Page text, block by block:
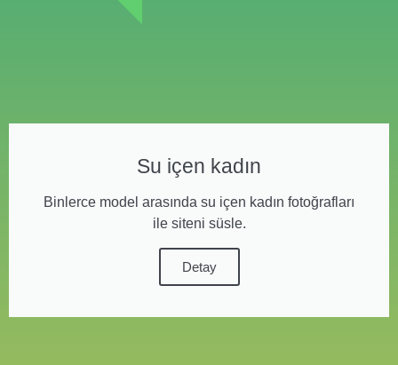
Su içen kadın
Binlerce model arasında su içen kadın fotoğrafları
ile siteni süsle.
Detay